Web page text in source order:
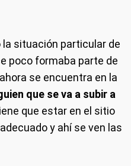
situación particular de
poco formaba parte de
se encuentra en la
que se va a subir a
que estar en el sitio
y ahí se ven las